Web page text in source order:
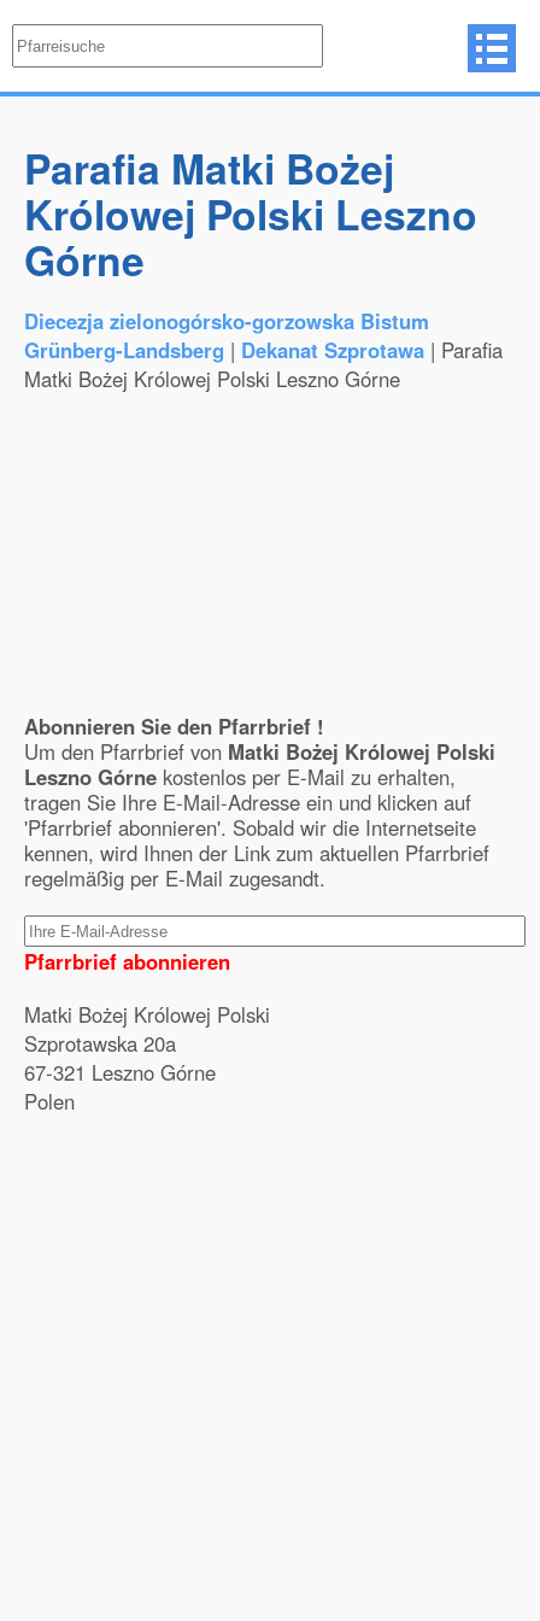
Parafia Matki Bożej
Królowej Polski Leszno
Górne
Diecezja zielonogórsko-gorzowska Bistum
Grünberg-Landsberg | Dekanat Szprotawa | Parafia
Matki Bożej Królowej Polski Leszno Górne
Abonnieren Sie den Pfarrbrief !
Um den Pfarrbrief von Matki Bożej Królowej Polski
Leszno Górne kostenlos per E-Mail zu erhalten,
tragen Sie Ihre E-Mail-Adresse ein und klicken auf
'Pfarrbrief abonnieren'. Sobald wir die Internetseite
kennen, wird Ihnen der Link zum aktuellen Pfarrbrief
regelmäßig per E-Mail zugesandt.
Pfarrbrief abonnieren
Matki Bożej Królowej Polski
Szprotawska 20a
67-321 Leszno Górne
Polen